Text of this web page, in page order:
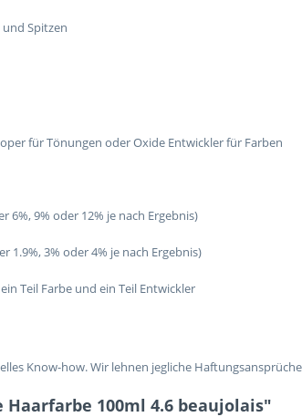
Spitzen
für Tönungen oder Oxide Entwickler für Farben
6%, 9% oder 12% je nach Ergebnis)
1.9%, 3% oder 4% je nach Ergebnis)
Teil Farbe und ein Teil Entwickler
Know-how. Wir lehnen jegliche
100ml 4.6 beaujolais"